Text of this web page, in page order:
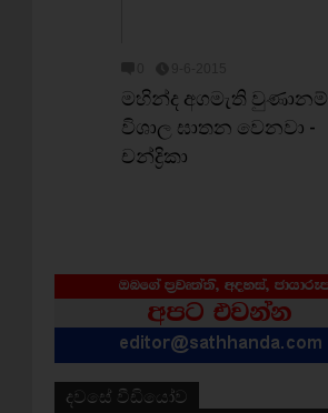
මහින්ද අගමැති වුණානම්
විශාල ඝාතන වෙනවා -
චන්ද්‍රිකා
දවසේ වීඩියෝව